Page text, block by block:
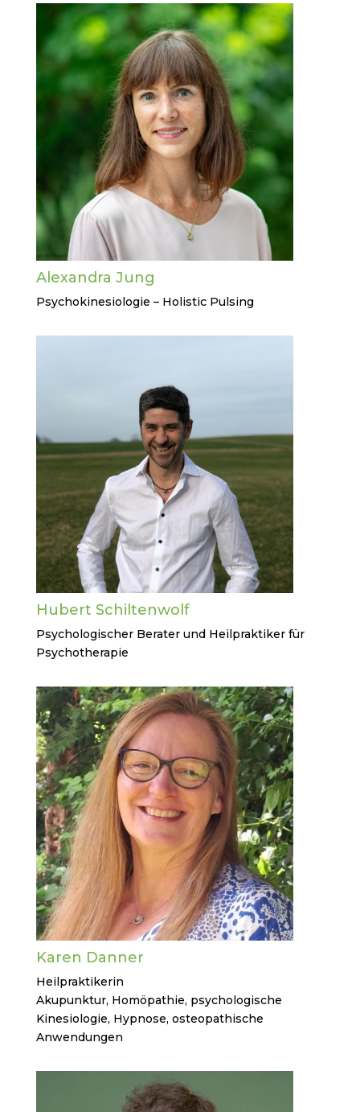
Alexandra Jung
Psychokinesiologie – Holistic Pulsing
Hubert Schiltenwolf
Psychologischer Berater und Heilpraktiker für
Psychotherapie
Karen Danner
Heilpraktikerin
Akupunktur, Homöpathie, psychologische
Kinesiologie, Hypnose, osteopathische
Anwendungen